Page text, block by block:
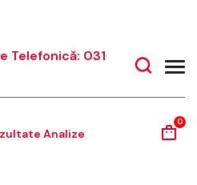
Telefonică: 031
Analize
0